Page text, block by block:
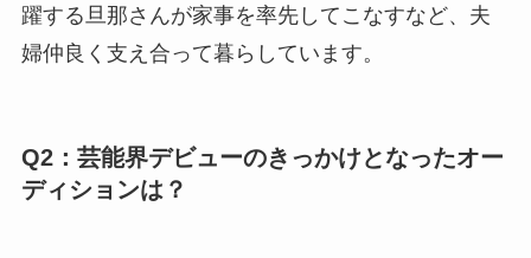
躍する旦那さんが家事を率先してこなすなど、夫
婦仲良く支え合って暮らしています。
Q2：芸能界デビューのきっかけとなったオー
ディションは？